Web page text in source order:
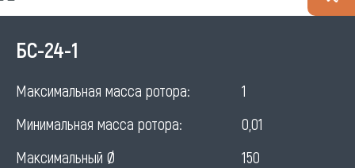
Станок
балансировки
турбин
БС-24-1
Максимальная масса ротора:
1
Минимальная масса ротора:
0,01
Максимальный Ø
150